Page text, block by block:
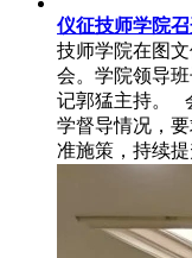
仪征技师学院
技师学院在图
会。学院领导
记郭猛主持。
学督导情况，
准施策，持续